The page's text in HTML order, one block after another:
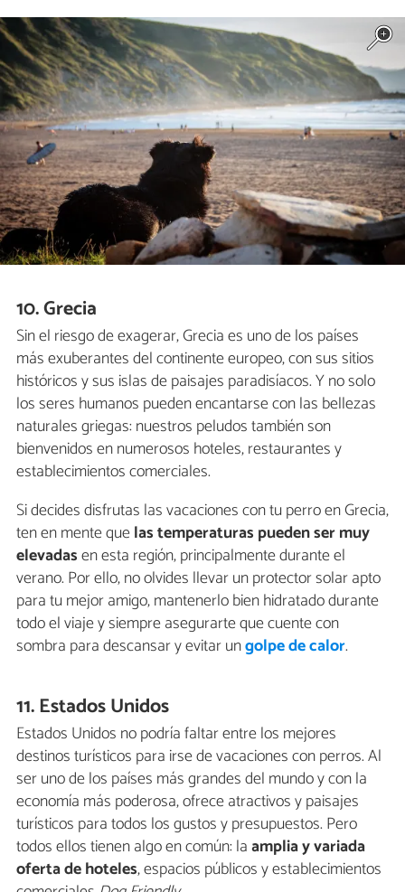
10. Grecia
Sin el riesgo de exagerar, Grecia es uno de los países
más exuberantes del continente europeo, con sus sitios
históricos y sus islas de paisajes paradisíacos. Y no solo
los seres humanos pueden encantarse con las bellezas
naturales griegas: nuestros peludos también son
bienvenidos en numerosos hoteles, restaurantes y
establecimientos comerciales.
Si decides disfrutas las vacaciones con tu perro en Grecia,
ten en mente quelas temperaturas pueden ser muy
elevadasen esta región, principalmente durante el
verano. Por ello, no olvides llevar un protector solar apto
para tu mejor amigo, mantenerlo bien hidratado durante
todo el viaje y siempre asegurarte que cuente con
sombra para descansar y evitar ungolpe de calor.
11. Estados Unidos
Estados Unidos no podría faltar entre los mejores
destinos turísticos para irse de vacaciones con perros. Al
ser uno de los países más grandes del mundo y con la
economía más poderosa, ofrece atractivos y paisajes
turísticos para todos los gustos y presupuestos. Pero
todos ellos tienen algo en común: laamplia y variada
oferta de hoteles, espacios públicos y establecimientos